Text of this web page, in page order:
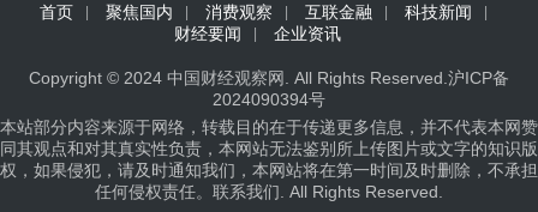
首页 聚焦国内 消费观察 互联金融
科技新闻
财经要闻
企业资讯
Copyright © 2024 中国财经观察网 . All Rights Reserved. 沪ICP备
2024090394号
本站部分内容来源于网络，转载目的在于传递更多信息，并不代表本网赞
同其观点和对其真实性负责，本网站无法鉴别所上传图片或文字的知识版
权，如果侵犯，请及时通知我们，本网站将在第一时间及时删除，不承担
任何侵权责任。 联系我们 . All Rights Reserved.